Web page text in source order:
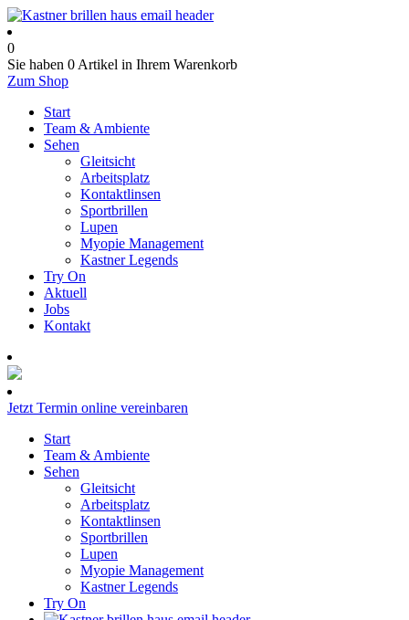
0
Sie haben 0 Artikel in Ihrem Warenkorb
Zum Shop
Start
Team & Ambiente
Sehen
Gleitsicht
Arbeitsplatz
Kontaktlinsen
Sportbrillen
Lupen
Myopie Management
Kastner Legends
Try On
Aktuell
Jobs
Kontakt
Jetzt Termin online vereinbaren
Start
Team & Ambiente
Sehen
Gleitsicht
Arbeitsplatz
Kontaktlinsen
Sportbrillen
Lupen
Myopie Management
Kastner Legends
Try On